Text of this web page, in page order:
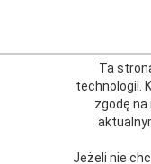
Ta
technologii.
zgodę na
Jeżeli nie